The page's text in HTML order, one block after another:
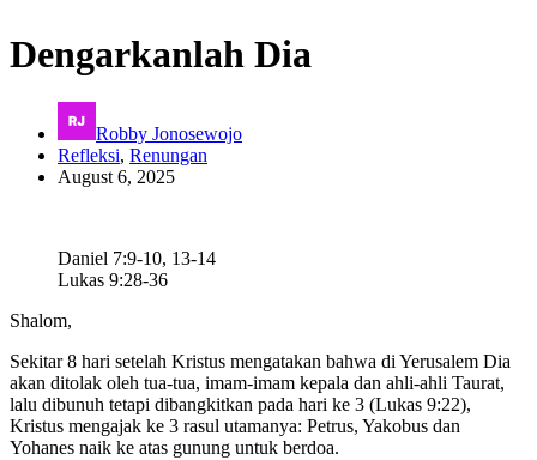
Dengarkanlah Dia
Robby Jonosewojo
Refleksi, Renungan
August 6, 2025
Daniel 7:9-10, 13-14
Lukas 9:28-36
Shalom,
Sekitar 8 hari setelah Kristus mengatakan bahwa di Yerusalem Dia
akan ditolak oleh tua-tua, imam-imam kepala dan ahli-ahli Taurat,
lalu dibunuh tetapi dibangkitkan pada hari ke 3 (Lukas 9:22),
Kristus mengajak ke 3 rasul utamanya: Petrus, Yakobus dan
Yohanes naik ke atas gunung untuk berdoa.